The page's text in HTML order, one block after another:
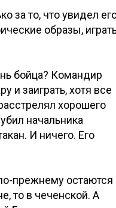
за то, что увидел
образы,
бойца? Командир
и заиграть, хотя все
хорошего
начальника
И ничего. Его
прежнему остаются
то в чеченской. А